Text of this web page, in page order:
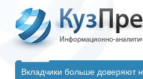
Вкладчики больше доверяют